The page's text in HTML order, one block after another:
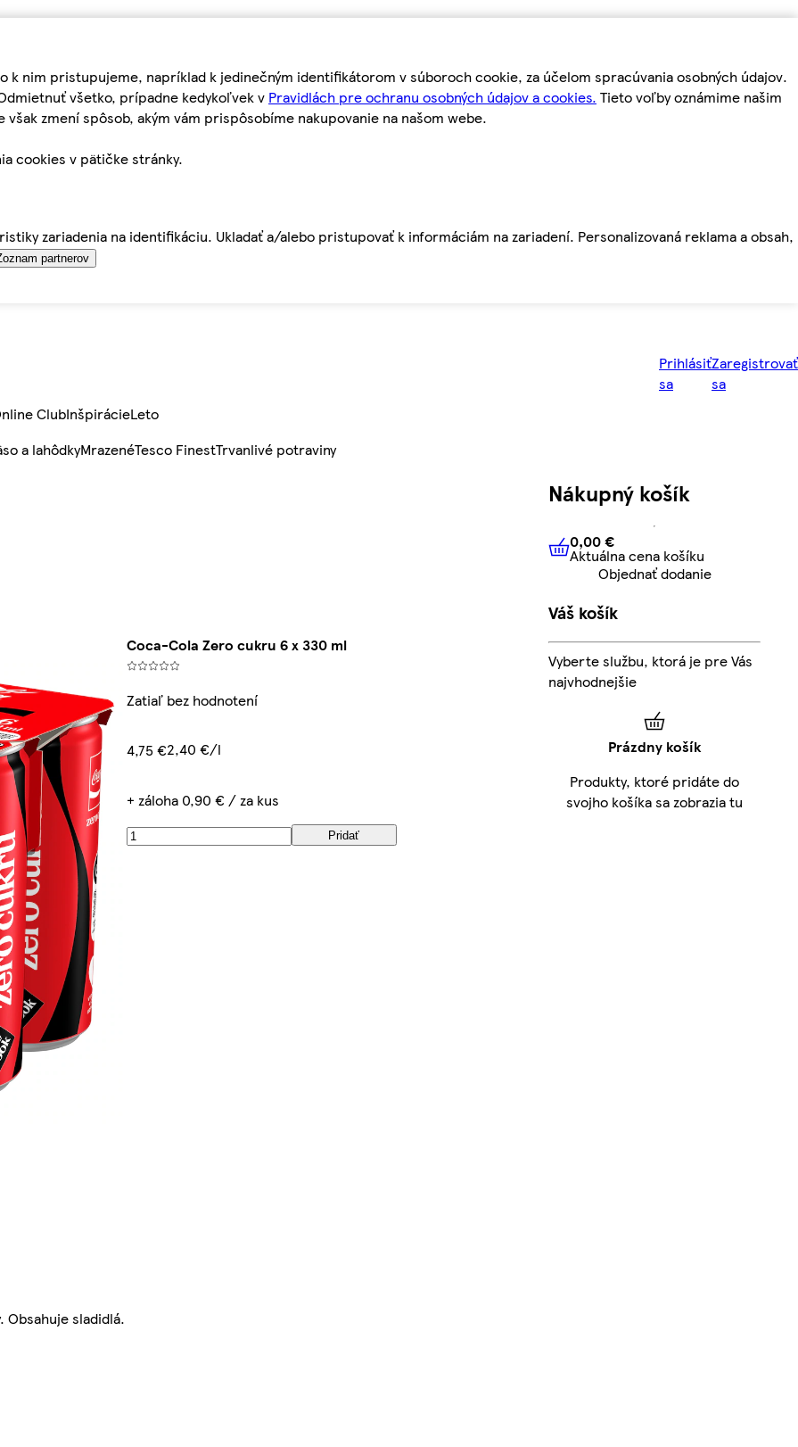
k nim pristupujeme, napríklad k jedinečným identifikátorom v súboroch cookie, za účelom spracúvania osobných údajov.
všetko, prípadne kedykoľvek v Pravidlách pre ochranu osobných údajov a cookies. Tieto voľby oznámime našim
zmení spôsob, akým vám prispôsobíme nakupovanie na našom webe.
cookies v pätičke stránky.
zariadenia na identifikáciu. Ukladať a/alebo pristupovať k informáciám na zariadení. Personalizovaná reklama a obsah,
partnerov
Prihlásiť
sa
Zaregistrovať
sa
ClubInšpirácieLeto
a lahôdkyMrazenéTesco FinestTrvanlivé potraviny
Coca-Cola Zero cukru 6 x 330 ml
Zatiaľ bez hodnotení
4,75 €2,40 €/l
+ záloha 0,90 € / za kus
Pridať
sladidlá.
Nákupný košík
0,00 € Aktuálna cena košíku
0,00 €
Aktuálna cena košíku
Objednať dodanie
Váš košík
Vyberte službu, ktorá je pre Vás
najvhodnejšie
Prázdny košík
Produkty, ktoré pridáte do
svojho košíka sa zobrazia tu